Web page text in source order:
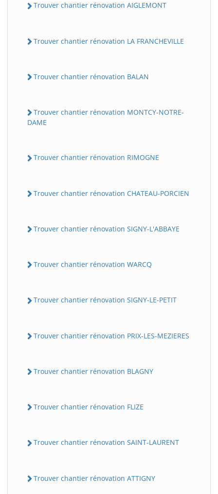
Trouver chantier rénovation AIGLEMONT
Trouver chantier rénovation LA FRANCHEVILLE
Trouver chantier rénovation BALAN
Trouver chantier rénovation MONTCY-NOTRE-
DAME
Trouver chantier rénovation RIMOGNE
Trouver chantier rénovation CHATEAU-PORCIEN
Trouver chantier rénovation SIGNY-L'ABBAYE
Trouver chantier rénovation WARCQ
Trouver chantier rénovation SIGNY-LE-PETIT
Trouver chantier rénovation PRIX-LES-MEZIERES
Trouver chantier rénovation BLAGNY
Trouver chantier rénovation FLIZE
Trouver chantier rénovation SAINT-LAURENT
Trouver chantier rénovation ATTIGNY